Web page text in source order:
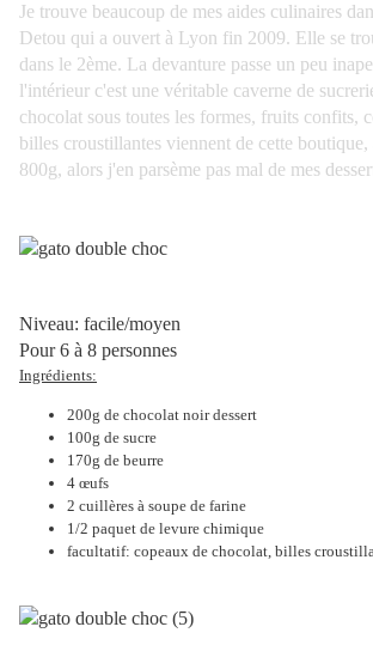
Je trouve beaucoup de mes aides culinaires
Detou qui a ouvert à Lyon fin 2009. Elle se
dans le 2ème. La devanture passe un peu
l'intérieur c'est une véritable caverne de
chocolat sous toutes les formes, fruits confits,
billes croustillantes viennent de cette boutique,
800g, alors j'en parsème pas mal de mes
Niveau: facile/moyen
Pour 6 à 8 personnes
Ingrédients:
200g de chocolat noir dessert
100g de sucre
170g de beurre
4 œufs
2 cuillères à soupe de farine
1/2 paquet de levure chimique
facultatif: copeaux de chocolat, billes